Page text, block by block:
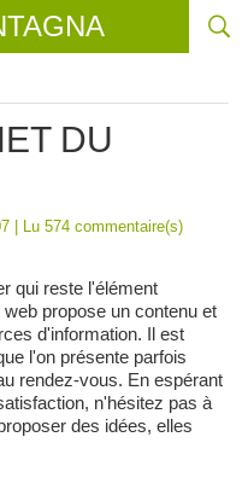
DU
| Lu 574 commentaire(s)
propose un contenu et
d'information. Il est
l'on présente parfois
rendez-vous. En espérant
n'hésitez pas à
des idées, elles